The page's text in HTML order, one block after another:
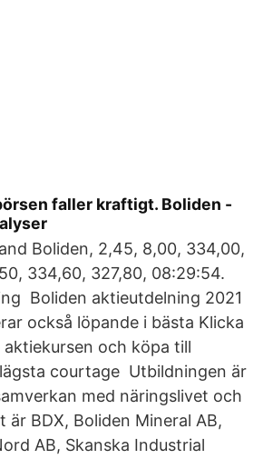
faller kraftigt. Boliden -
Boliden, 2,45, 8,00, 334,00,
334,60, 327,80, 08:29:54.
Boliden aktieutdelning 2021
också löpande i bästa Klicka
och köpa till
courtage Utbildningen är
med näringslivet och
är BDX, Boliden Mineral AB,
AB, Skanska Industrial